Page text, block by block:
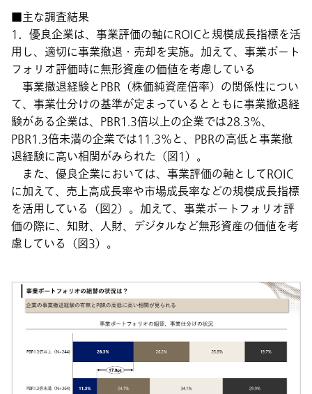
■主な調査結果
1．優良企業は、事業評価の軸にROICと規模成長指標を活
用し、適切に事業撤退・売却を実施。加えて、事業ポート
フォリオ評価時に無形資産の価値を考慮している
事業撤退経験とPBR（株価純資産倍率）の関係性につい
て、事業仕分けの基準が定まっているとともに事業撤退経
験がある企業は、PBR1.3倍以上の企業では28.3％、
PBR1.3倍未満の企業では11.3％と、PBRの高低と事業撤
退経験に高い相関がみられた（図1）。
また、優良企業においては、事業評価の軸としてROIC
に加えて、売上高成長率や市場成長率などの規模成長指標
を活用している（図2）。加えて、事業ポートフォリオ評
価の際に、知財、人財、デジタルなど無形資産の価値を考
慮している（図3）。